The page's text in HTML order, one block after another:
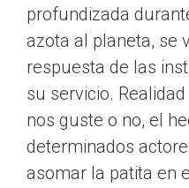
profundizada
azota al planeta, se
respuesta de las
su servicio.
nos guste o no, el
determinados
asomar la patita en